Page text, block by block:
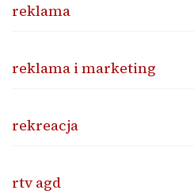
reklama
reklama i marketing
rekreacja
rtv agd